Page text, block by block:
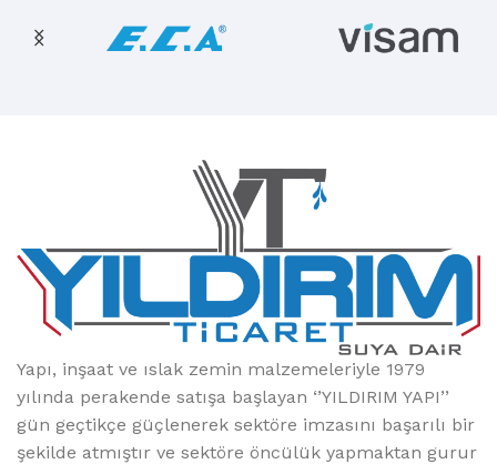
Yapı, inşaat ve ıslak zemin malzemeleriyle 1979
yılında perakende satışa başlayan ‘’YILDIRIM YAPI’’
gün geçtikçe güçlenerek sektöre imzasını başarılı bir
şekilde atmıştır ve sektöre öncülük yapmaktan gurur